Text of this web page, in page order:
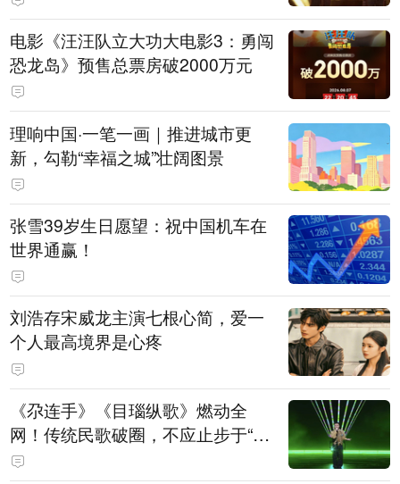
电影《汪汪队立大功大电影3：勇闯
恐龙岛》预售总票房破2000万元
理响中国·一笔一画｜推进城市更
新，勾勒“幸福之城”壮阔图景
张雪39岁生日愿望：祝中国机车在
世界通赢！
刘浩存宋威龙主演七根心简，爱一
个人最高境界是心疼
《尕连手》《目瑙纵歌》燃动全
网！传统民歌破圈，不应止步于“上
头”